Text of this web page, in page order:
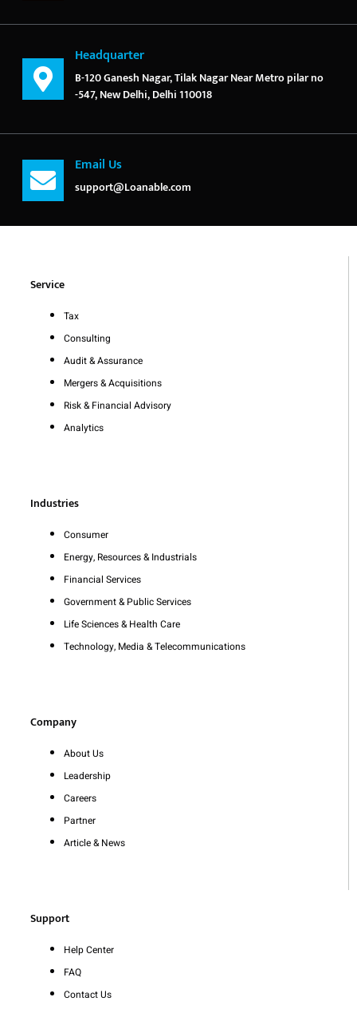
Headquarter
B-120 Ganesh Nagar, Tilak Nagar Near Metro pilar no
-547, New Delhi, Delhi 110018
Email Us
support@Loanable.com
Service
Tax
Consulting
Audit & Assurance
Mergers & Acquisitions
Risk & Financial Advisory
Analytics
Industries
Consumer
Energy, Resources & Industrials
Financial Services
Government & Public Services
Life Sciences & Health Care
Technology, Media & Telecommunications
Company
About Us
Leadership
Careers
Partner
Article & News
Support
Help Center
FAQ
Contact Us